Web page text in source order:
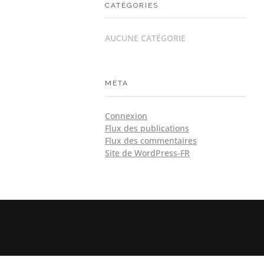
CATÉGORIES
AUCUNE CATÉGORIE
MÉTA
Connexion
Flux des publications
Flux des commentaires
Site de WordPress-FR